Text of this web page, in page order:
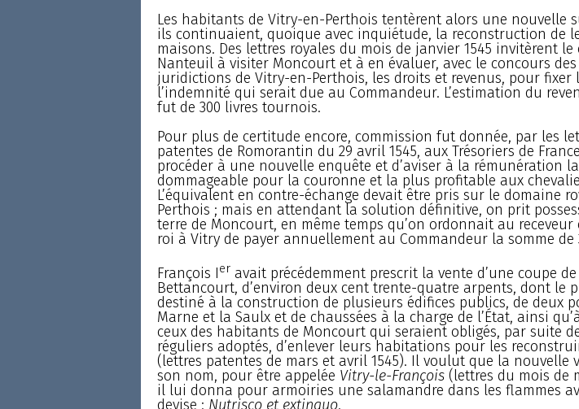
Les habitants de Vitry-en-Perthois tentèrent alors une nouvelle
ils continuaient, quoique avec inquiétude, la reconstruction de
maisons. Des lettres royales du mois de janvier 1545 invitèrent le
Nanteuil à visiter Moncourt et à en évaluer, avec le concours
juridictions de Vitry-en-Perthois, les droits et revenus, pour fixer
l’indemnité qui serait due au Commandeur. L’estimation du
fut de 300 livres tournois.
Pour plus de certitude encore, commission fut donnée, par les
patentes de Romorantin du 29 avril 1545, aux Trésoriers de
procéder à une nouvelle enquête et d’aviser à la rémunération
dommageable pour la couronne et la plus profitable aux
L’équivalent en contre-échange devait être pris sur le domaine
Perthois ; mais en attendant la solution définitive, on prit
terre de Moncourt, en même temps qu’on ordonnait au
roi à Vitry de payer annuellement au Commandeur la somme de
François Ier avait précédemment prescrit la vente d’une coupe
Bettancourt, d’environ deux cent trente-quatre arpents, dont le
destiné à la construction de plusieurs édifices publics, de deux
Marne et la Saulx et de chaussées à la charge de l’État, ainsi
ceux des habitants de Moncourt qui seraient obligés, par suite
réguliers adoptés, d’enlever leurs habitations pour les
(lettres patentes de mars et avril 1545). Il voulut que la nouvelle
son nom, pour être appelée Vitry-le-François(lettres du mois de
il lui donna pour armoiries une salamandre dans les flammes
devise : Nutrisco et extinguo.